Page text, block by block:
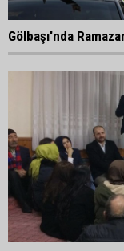
Gölbaşı'nda